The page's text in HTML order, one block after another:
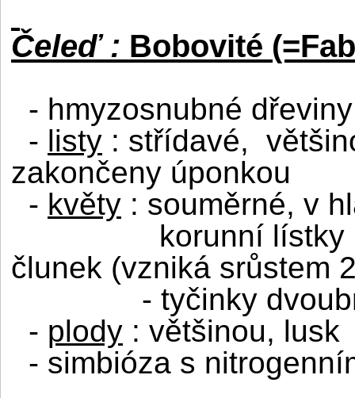
Čeleď : Bobovité
- hmyzosnubné
- listy : střídavé,
zakončeny úponkou
- květy : souměrné, v
korunní lístky
člunek (vzniká srůstem
- tyčinky
- plody : většinou, lusk
- simbióza s